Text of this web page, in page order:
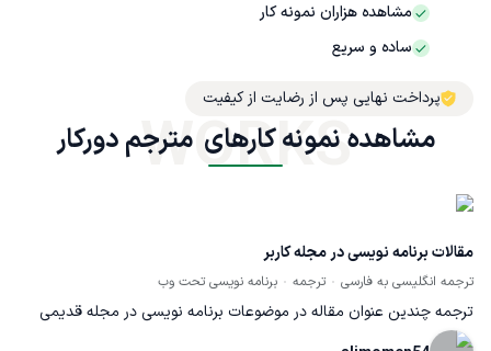
مشاهده هزاران نمونه کار
ساده و سریع
پرداخت نهایی پس از رضایت از کیفیت
مشاهده نمونه کارهای  مترجم دورکار
WORKS
مقالات برنامه نویسی در مجله کاربر
ترجمه انگلیسی به فارسی ترجمه برنامه نویسی تحت وب
ترجمه چندین عنوان مقاله در موضوعات برنامه نویسی در مجله قدیمی